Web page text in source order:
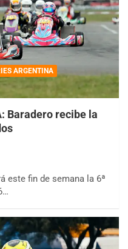
ARGENTINA
Baradero recibe la
este fin de semana la 6ª